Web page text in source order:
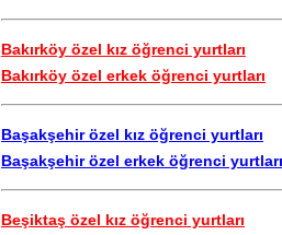
Bakırköy özel kız öğrenci yurtları
Bakırköy özel erkek öğrenci yurtları
Başakşehir özel kız öğrenci yurtları
Başakşehir özel erkek öğrenci yurtları
Beşiktaş özel kız öğrenci yurtları